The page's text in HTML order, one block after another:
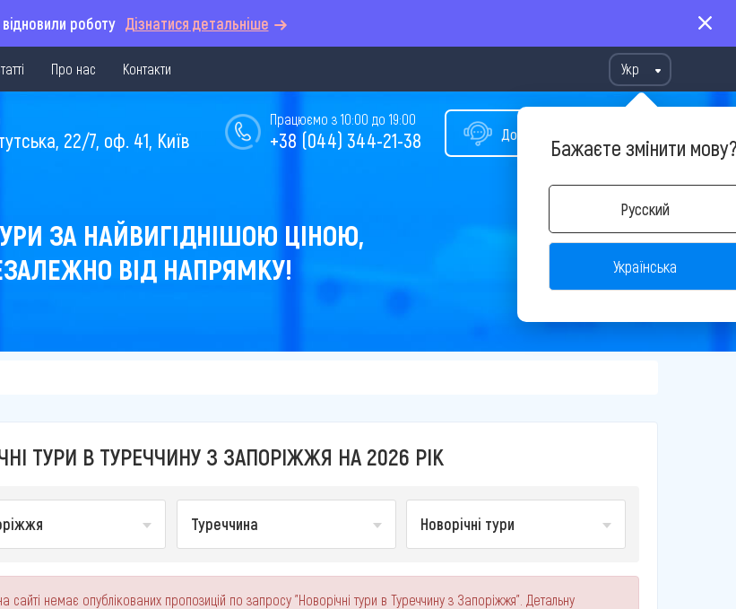
роботу Дізнатися детальніше
Про нас Контакти Укр
Бажаєте змінити
Русский
Українська
Допомога у виборі туру
Працюємо з 10:00 до 19:00
+38 (044) 344-21-38
22/7, оф. 41, Київ
ЗА НАЙВИГІДНІШОЮ ЦІНОЮ,
ВІД НАПРЯМКУ!
ТУРИ В ТУРЕЧЧИНУ З ЗАПОРІЖЖЯ НА 2026 РІК
Туреччина Новорічні тури
сайті немає опублікованих пропозицій по запросу "Новорічні тури в Туреччину з Запоріжжя". Детальну